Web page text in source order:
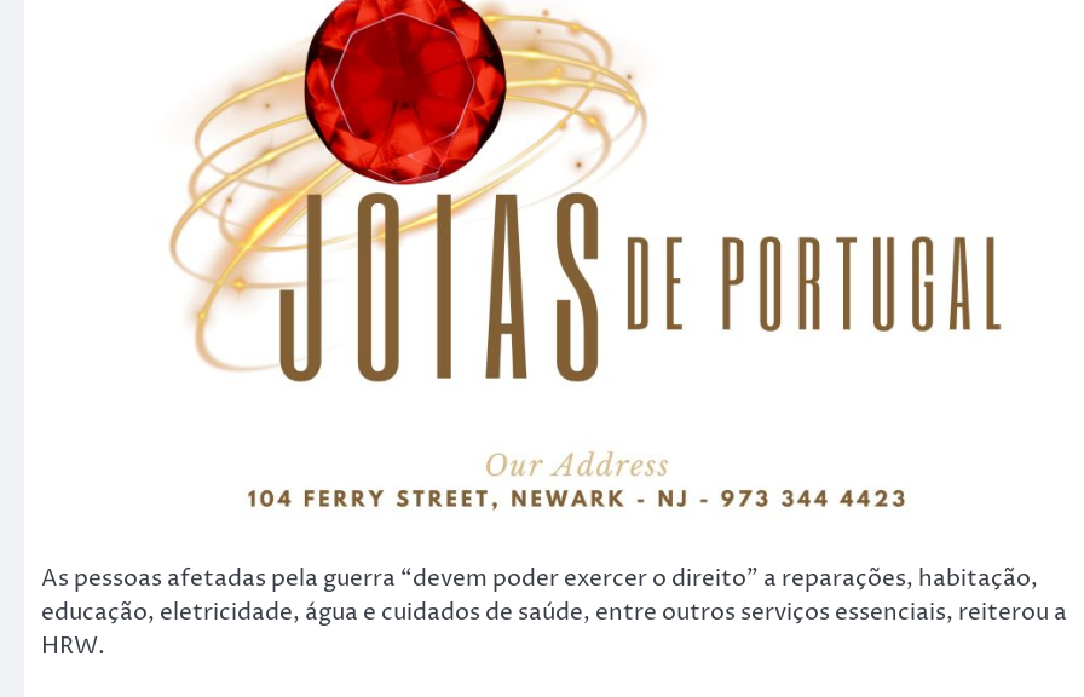
As pessoas afetadas pela guerra “devem poder exercer o direito” a reparações, habitação,
educação, eletricidade, água e cuidados de saúde, entre outros serviços essenciais, reiterou a
HRW.